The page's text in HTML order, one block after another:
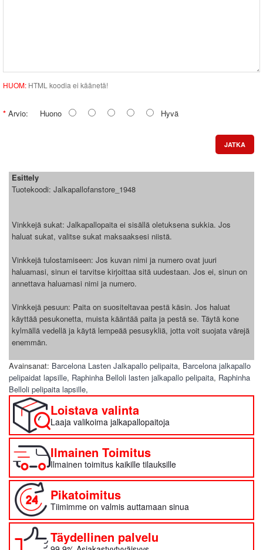
HUOM: HTML koodia ei käänetä!
Arvio: Huono Hyvä
JATKA
Esittely
Tuotekoodi: Jalkapallofanstore_1948
Vinkkejä sukat: Jalkapallopaita ei sisällä oletuksena sukkia. Jos
haluat sukat, valitse sukat maksaaksesi niistä.
Vinkkejä tulostamiseen: Jos kuvan nimi ja numero ovat juuri
haluamasi, sinun ei tarvitse kirjoittaa sitä uudestaan. Jos ei, sinun on
annettava haluamasi nimi ja numero.
Vinkkejä pesuun: Paita on suositeltavaa pestä käsin. Jos haluat
käyttää pesukonetta, muista kääntää paita ja pestä se. Täytä kone
kylmällä vedellä ja käytä lempeää pesusykliä, jotta voit suojata värejä
enemmän.
Avainsanat: Barcelona Lasten Jalkapallo pelipaita, Barcelona jalkapallo
pelipaidat lapsille, Raphinha Belloli lasten jalkapallo pelipaita, Raphinha
Belloli pelipaita lapsille,
Loistava valinta
Laaja valikoima jalkapallopaitoja
Ilmainen Toimitus
Ilmainen toimitus kaikille tilauksille
Pikatoimitus
Tiimimme on valmis auttamaan sinua
Täydellinen palvelu